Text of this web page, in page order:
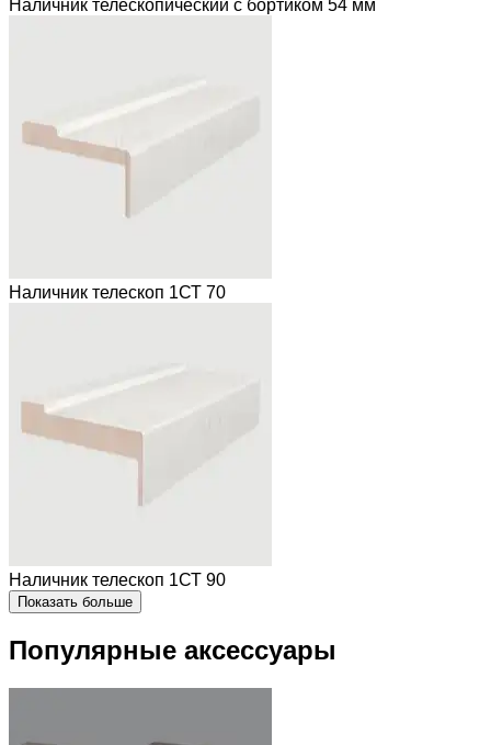
Наличник телескопический с бортиком 54 мм
Наличник телескоп 1СТ 70
Наличник телескоп 1СТ 90
Показать больше
Популярные аксессуары